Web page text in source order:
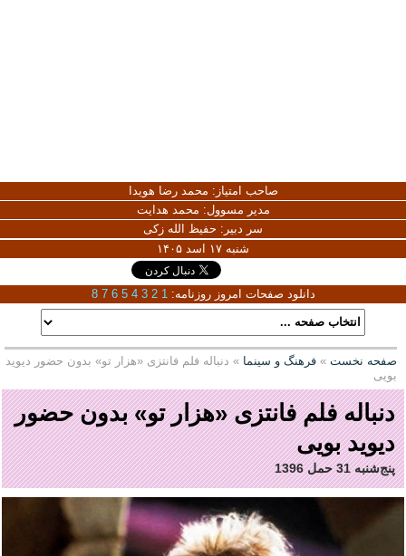
صاحب امتیاز: محمد رضا هویدا
مدیر مسوول: محمد هدایت
سر دبیر: حفیظ الله زکی
شنبه ۱۷ اسد ۱۴۰۵
دانلود صفحات امروز روزنامه: 1
2
3
4
5
6
7
8
صفحه نخست » فرهنگ و سینما » دنباله‌ فلم فانتزی «هزار تو» بدون حضور دیوید
بویی
دنباله‌ فلم فانتزی «هزار تو» بدون حضور
دیوید بویی
پنج‌شنبه 31 حمل 1396